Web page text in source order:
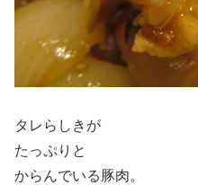
タレらしきが
たっぷりと
からんでいる豚肉。